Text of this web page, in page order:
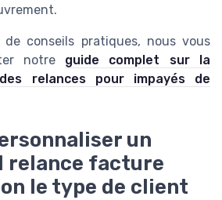
conseils pratiques, nous vous
notre guide complet sur la
relances pour impayés de
un
relance facture
le type de client